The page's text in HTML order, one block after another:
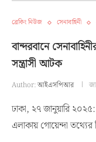
ব্রেকিং নিউজ সেনাবাহিনী
বান্দরবানে
সন্ত্রাসী আটক
Author:আইএসপিআর
ঢাকা, ২৭ জানুয়ারি
এলাকায় গোয়েন্দা